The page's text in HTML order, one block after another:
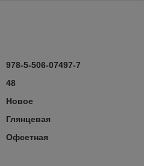
978-5-506-07497-7
48
Новое
Глянцевая
Офсетная